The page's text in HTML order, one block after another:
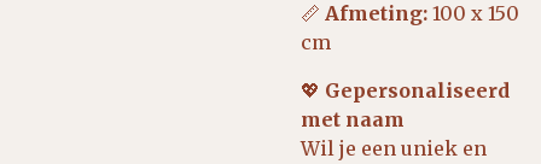
📏 Afmeting: 100 x 150
cm
💖 Gepersonaliseerd
met naam
Wil je een uniek en